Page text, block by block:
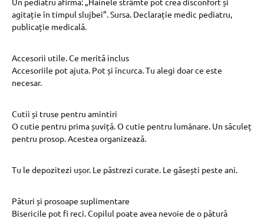
agitație în timpul slujbei”. Sursa. Declarație medic pediatru,
publicație medicală.
Accesorii utile. Ce merită inclus
Accesoriile pot ajuta. Pot și încurca. Tu alegi doar ce este
necesar.
Cutii și truse pentru amintiri
O cutie pentru prima șuviță. O cutie pentru lumânare. Un săculeț
pentru prosop. Acestea organizează.
Tu le depozitezi ușor. Le păstrezi curate. Le găsești peste ani.
Pături și prosoape suplimentare
Bisericile pot fi reci. Copilul poate avea nevoie de o pătură